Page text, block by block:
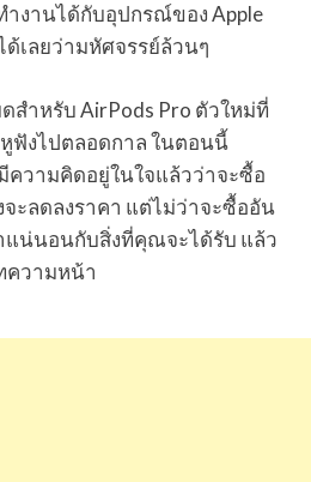
ำงานได้กับอุปกรณ์ของ Apple
ด้เลยว่ามหัศจรรย์ล้วนๆ
สำหรับ AirPods Pro ตัวใหม่ที่
ฟังไปตลอดกาล ในตอนนี้
ความคิดอยู่ในใจแล้วว่าจะซื้อ
จะลดลงราคา แต่ไม่ว่าจะซื้ออัน
แน่นอนกับสิ่งที่คุณจะได้รับ แล้ว
ความหน้า